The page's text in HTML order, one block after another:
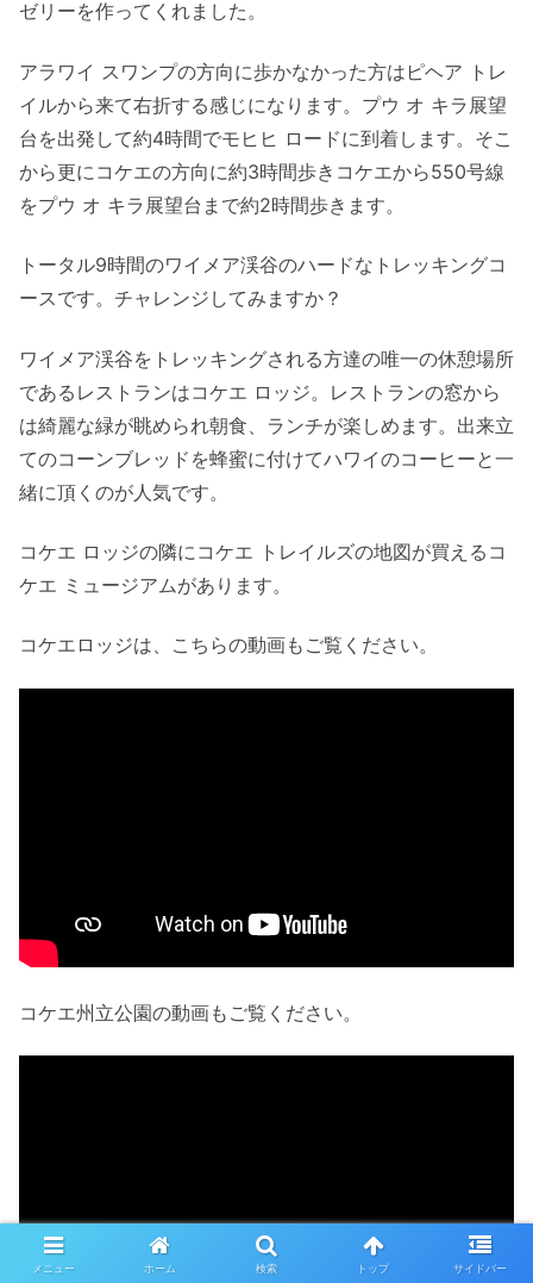
ゼリーを作ってくれました。
アラワイ スワンプの方向に歩かなかった方はピヘア トレ
イルから来て右折する感じになります。プウ オ キラ展望
台を出発して約4時間でモヒヒ ロードに到着します。そこ
から更にコケエの方向に約3時間歩きコケエから550号線
をプウ オ キラ展望台まで約2時間歩きます。
トータル9時間のワイメア渓谷のハードなトレッキングコ
ースです。チャレンジしてみますか？
ワイメア渓谷をトレッキングされる方達の唯一の休憩場所
であるレストランはコケエ ロッジ。レストランの窓から
は綺麗な緑が眺められ朝食、ランチが楽しめます。出来立
てのコーンブレッドを蜂蜜に付けてハワイのコーヒーと一
緒に頂くのが人気です。
コケエ ロッジの隣にコケエ トレイルズの地図が買えるコ
ケエ ミュージアムがあります。
コケエロッジは、こちらの動画もご覧ください。
コケエ州立公園の動画もご覧ください。
メニュー ホーム 検索 トップ サイドバー